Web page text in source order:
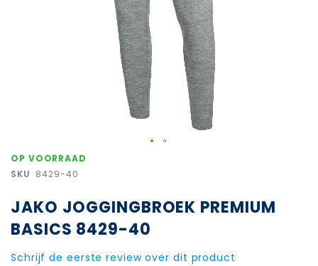
OP VOORRAAD
SKU 8429-40
JAKO JOGGINGBROEK PREMIUM
BASICS 8429-40
Schrijf de eerste review over dit product
Ga
naar
van
de
afbeeldingen-